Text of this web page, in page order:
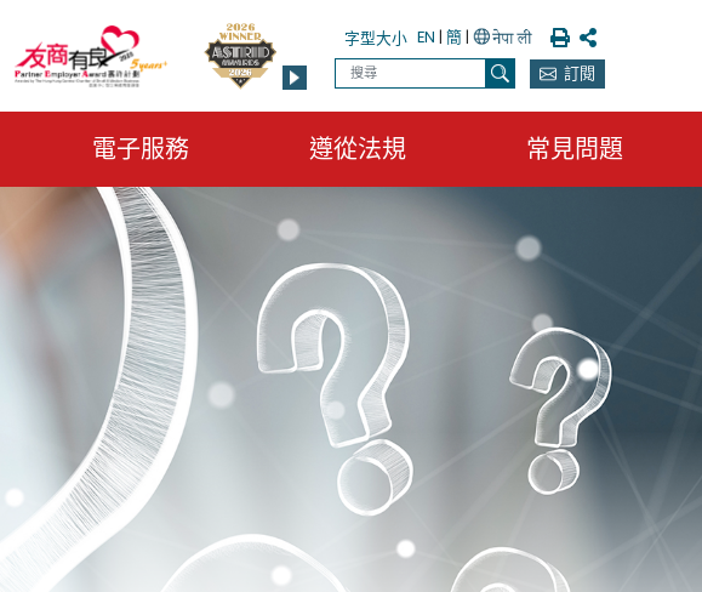
字型大小 EN | 簡| 列印 分享
搜尋
搜尋 訂閱
電子服務 遵從法規 常見問題